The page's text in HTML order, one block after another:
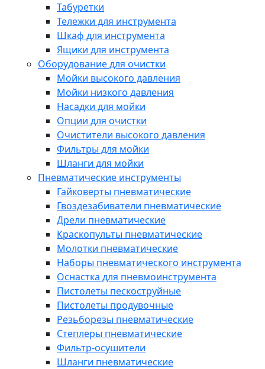
Табуретки
Тележки для инструмента
Шкаф для инструмента
Ящики для инструмента
Оборудование для очистки
Мойки высокого давления
Мойки низкого давления
Насадки для мойки
Опции для очистки
Очистители высокого давления
Фильтры для мойки
Шланги для мойки
Пневматические инструменты
Гайковерты пневматические
Гвоздезабиватели пневматические
Дрели пневматические
Краскопульты пневматические
Молотки пневматические
Наборы пневматического инструмента
Оснастка для пневмоинструмента
Пистолеты пескоструйные
Пистолеты продувочные
Резьборезы пневматические
Степлеры пневматические
Фильтр-осушители
Шланги пневматические